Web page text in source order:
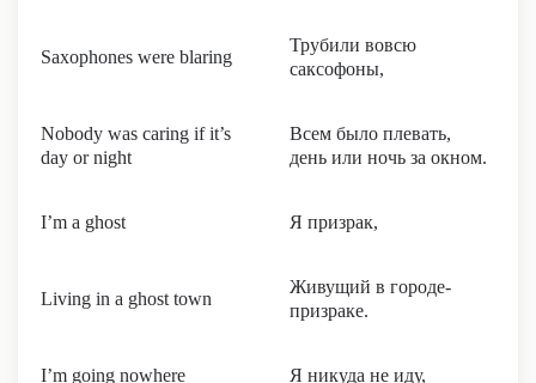
Saxophones were blaring
Трубили вовсю
саксофоны,
Nobody was caring if it’s
day or night
Всем было плевать,
день или ночь за окном.
I’m a ghost Я призрак,
Living in a ghost town
Живущий в городе-
призраке.
I’m going nowhere Я никуда не иду,